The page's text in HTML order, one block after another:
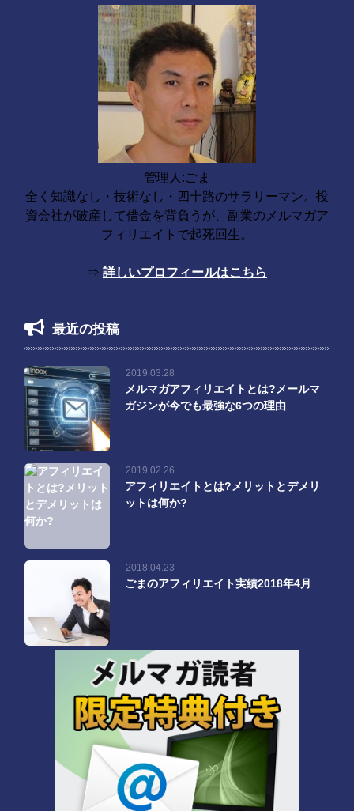
管理人:ごま
全く知識なし・技術なし・四十路のサラリーマン。投
資会社が破産して借金を背負うが、副業のメルマガア
フィリエイトで起死回生。
⇒ 詳しいプロフィールはこちら
最近の投稿
2019.03.28
メルマガアフィリエイトとは?メールマ
ガジンが今でも最強な6つの理由
2019.02.26
アフィリエイトとは?メリットとデメリ
ットは何か?
2018.04.23
ごまのアフィリエイト実績2018年4月